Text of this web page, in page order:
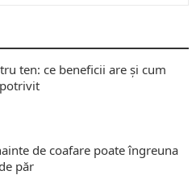
ten: ce beneficii are și cum
de coafare poate îngreuna
păr